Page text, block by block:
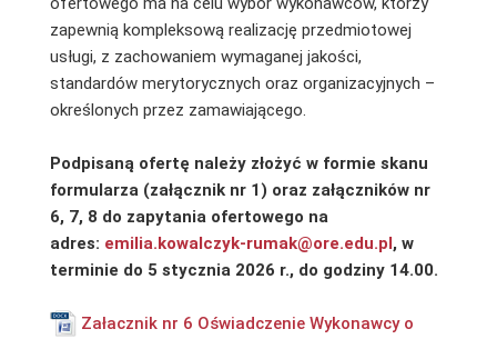
zapewnią kompleksową realizację przedmiotowej
usługi, z zachowaniem wymaganej jakości,
standardów merytorycznych oraz organizacyjnych –
określonych przez zamawiającego.
Podpisaną ofertę należy złożyć w formie skanu
formularza (załącznik nr 1) oraz załączników nr
6, 7, 8 do zapytania ofertowego na
adres: emilia.kowalczyk-rumak@ore.edu.pl, w
terminie do 5 stycznia 2026 r., do godziny 14.00.
Załacznik nr 6 Oświadczenie Wykonawcy o